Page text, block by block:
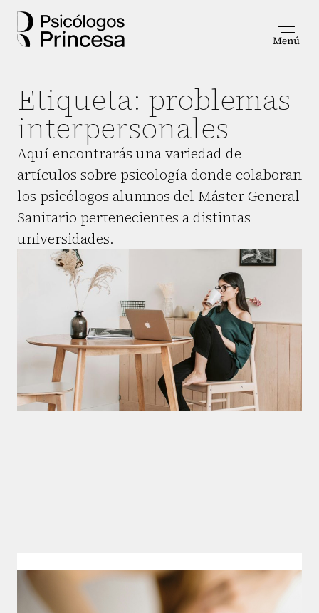
Etiqueta: problemas
interpersonales
Aquí encontrarás una variedad de
artículos sobre psicología donde colaboran
los psicólogos alumnos del Máster General
Sanitario pertenecientes a distintas
universidades.